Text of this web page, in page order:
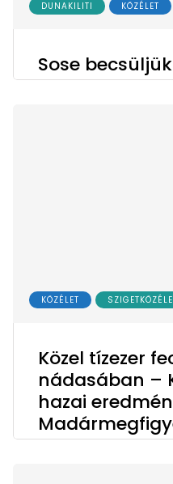
DUNAKILITI KÖZÉLET
Sose
KÖZÉLET
Közel tízezer
nádasában –
hazai